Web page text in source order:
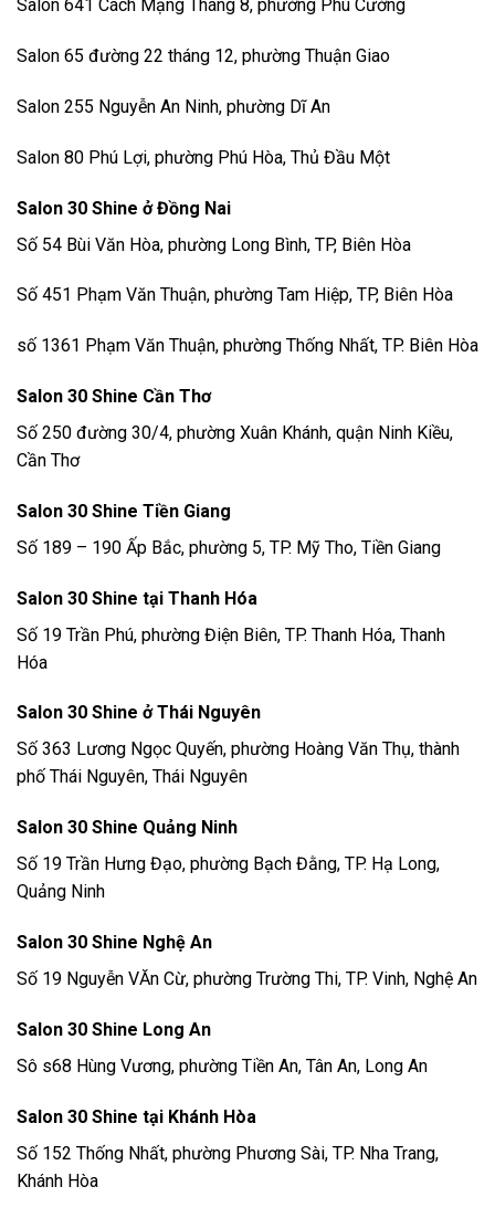
Salon 641 Cách Mạng Tháng 8, phường Phú Cường
Salon 65 đường 22 tháng 12, phường Thuận Giao
Salon 255 Nguyễn An Ninh, phường Dĩ An
Salon 80 Phú Lợi, phường Phú Hòa, Thủ Đầu Một
Salon 30 Shine ở Đồng Nai
Số 54 Bùi Văn Hòa, phường Long Bình, TP, Biên Hòa
Số 451 Phạm Văn Thuận, phường Tam Hiệp, TP, Biên Hòa
số 1361 Phạm Văn Thuận, phường Thống Nhất, TP. Biên Hòa
Salon 30 Shine Cần Thơ
Số 250 đường 30/4, phường Xuân Khánh, quận Ninh Kiều,
Cần Thơ
Salon 30 Shine Tiền Giang
Số 189 – 190 Ấp Bắc, phường 5, TP. Mỹ Tho, Tiền Giang
Salon 30 Shine tại Thanh Hóa
Số 19 Trần Phú, phường Điện Biên, TP. Thanh Hóa, Thanh
Hóa
Salon 30 Shine ở Thái Nguyên
Số 363 Lương Ngọc Quyến, phường Hoàng Văn Thụ, thành
phố Thái Nguyên, Thái Nguyên
Salon 30 Shine Quảng Ninh
Số 19 Trần Hưng Đạo, phường Bạch Đằng, TP. Hạ Long,
Quảng Ninh
Salon 30 Shine Nghệ An
Số 19 Nguyễn VĂn Cừ, phường Trường Thi, TP. Vinh, Nghệ An
Salon 30 Shine Long An
Sô s68 Hùng Vương, phường Tiền An, Tân An, Long An
Salon 30 Shine tại Khánh Hòa
Số 152 Thống Nhất, phường Phương Sài, TP. Nha Trang,
Khánh Hòa